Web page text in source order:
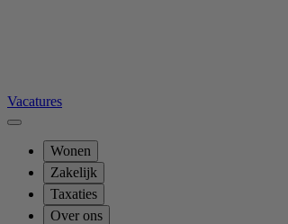
Vacatures
Wonen
Zakelijk
Taxaties
Over ons